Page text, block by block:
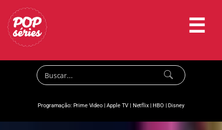
☰
Programação: Prime Video|Apple TV | Netflix|HBO |Disney